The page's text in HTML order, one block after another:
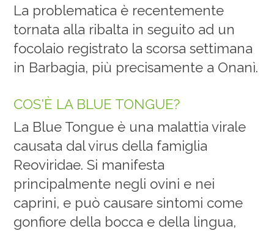
La problematica è recentemente
tornata alla ribalta in seguito ad un
focolaio registrato la scorsa settimana
in Barbagia, più precisamente a Onanì.
COS'È LA BLUE TONGUE?
La Blue Tongue è una malattia virale
causata dal virus della famiglia
Reoviridae. Si manifesta
principalmente negli ovini e nei
caprini, e può causare sintomi come
gonfiore della bocca e della lingua,